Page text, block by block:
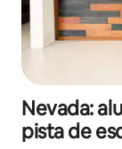
Nevada:
pista de